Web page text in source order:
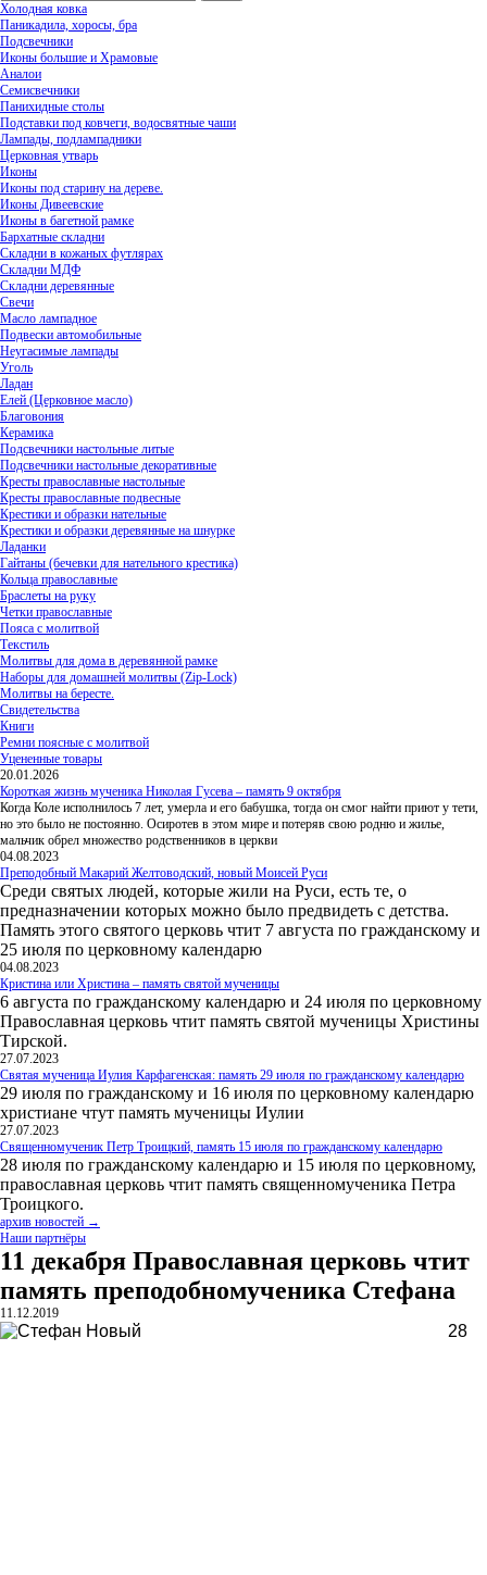
Холодная ковка
Паникадила, хоросы, бра
Подсвечники
Иконы большие и Храмовые
Аналои
Семисвечники
Панихидные столы
Подставки под ковчеги, водосвятные чаши
Лампады, подлампадники
Церковная утварь
Иконы
Иконы под старину на дереве.
Иконы Дивеевские
Иконы в багетной рамке
Бархатные складни
Складни в кожаных футлярах
Складни МДФ
Складни деревянные
Свечи
Масло лампадное
Подвески автомобильные
Неугасимые лампады
Уголь
Ладан
Елей (Церковное масло)
Благовония
Керамика
Подсвечники настольные литые
Подсвечники настольные декоративные
Кресты православные настольные
Кресты православные подвесные
Крестики и образки нательные
Крестики и образки деревянные на шнурке
Ладанки
Гайтаны (бечевки для нательного крестика)
Кольца православные
Браслеты на руку
Четки православные
Пояса с молитвой
Текстиль
Молитвы для дома в деревянной рамке
Наборы для домашней молитвы (Zip-Lock)
Молитвы на бересте.
Свидетельства
Книги
Ремни поясные с молитвой
Уцененные товары
20.01.2026
Короткая жизнь мученика Николая Гусева – память 9 октября
Когда Коле исполнилось 7 лет, умерла и его бабушка, тогда он смог найти приют у тети,
но это было не постоянно. Осиротев в этом мире и потеряв свою родню и жилье,
мальчик обрел множество родственников в церкви
04.08.2023
Преподобный Макарий Желтоводский, новый Моисей Руси
Среди святых людей, которые жили на Руси, есть те, о
предназначении которых можно было предвидеть с детства.
Память этого святого церковь чтит 7 августа по гражданскому и
25 июля по церковному календарю
04.08.2023
Кристина или Христина – память святой мученицы
6 августа по гражданскому календарю и 24 июля по церковному
Православная церковь чтит память святой мученицы Христины
Тирской.
27.07.2023
Святая мученица Иулия Карфагенская: память 29 июля по гражданскому календарю
29 июля по гражданскому и 16 июля по церковному календарю
христиане чтут память мученицы Иулии
27.07.2023
Священномученик Петр Троицкий, память 15 июля по гражданскому календарю
28 июля по гражданскому календарю и 15 июля по церковному,
православная церковь чтит память священномученика Петра
Троицкого.
архив новостей →
Наши партнёры
11 декабря Православная церковь чтит
память преподобномученика Стефана
11.12.2019
28